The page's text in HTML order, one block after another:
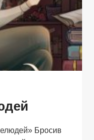
Бросив